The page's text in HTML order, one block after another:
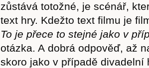
zůstává totožné, je scénář,
text hry. Kdežto text filmu je
To je přece to stejné jako v
otázka. A dobrá odpověď, až
skoro jako v případě divadelní